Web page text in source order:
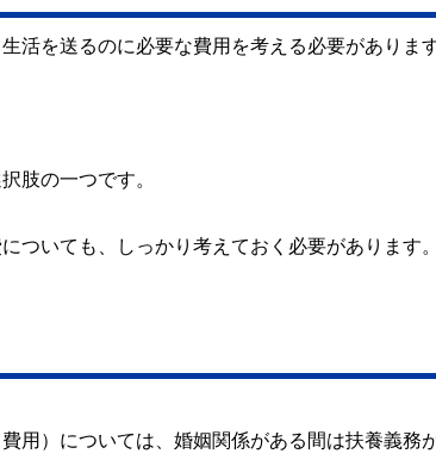
活を送るのに必要な費用を考える必要があります
肢の一つです。
ついても、しっかり考えておく必要があります。
用）については、婚姻関係がある間は扶養義務